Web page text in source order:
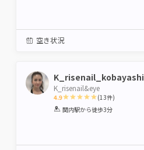
空き状況
K_risenail_kobayashi
K_risenail&eye
4.9
1 2 3 4 5
(13件)
関内駅から徒歩3分